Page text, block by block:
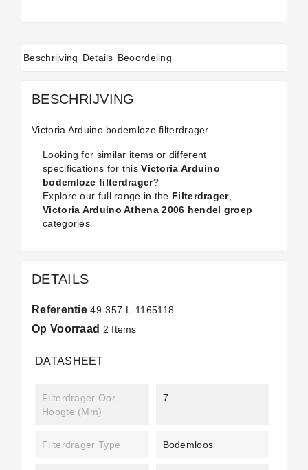
Beschrijving Details Beoordeling
BESCHRIJVING
Victoria Arduino bodemloze filterdrager
Looking for similar items or different
specifications for thisVictoria Arduino
bodemloze filterdrager?
Explore our full range in the Filterdrager,
Victoria Arduino Athena 2006 hendel groep
categories
DETAILS
Referentie 49-357-L-1165118
Op Voorraad 2 Items
DATASHEET
Filterdrager Oor
Hoogte (mm)
7
Filterdrager Type Bodemloos